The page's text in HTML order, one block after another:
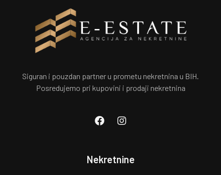
Siguran i pouzdan partner u prometu nekretnina u BIH.
Posredujemo pri kupovini i prodaji nekretnina
Nekretnine